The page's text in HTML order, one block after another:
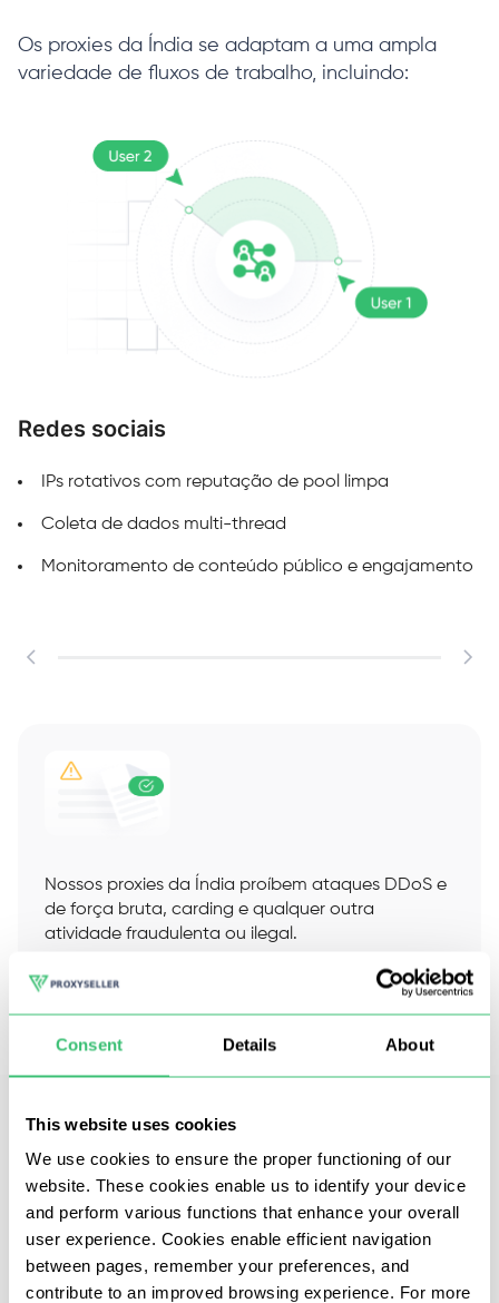
Consent Details About
This website uses cookies
We use cookies to ensure the proper functioning of our
website. These cookies enable us to identify your device
and perform various functions that enhance your overall
user experience. Cookies enable efficient navigation
between pages, remember your preferences, and
contribute to an improved browsing experience. For more
Os proxies da Índia se adaptam a uma ampla
variedade de fluxos de trabalho, incluindo:
Redes sociais
IPs rotativos com reputação de pool limpa
Coleta de dados multi-thread
Monitoramento de conteúdo público e engajamento
Nossos proxies da Índia proíbem ataques DDoS e
de força bruta, carding e qualquer outra
atividade fraudulenta ou ilegal.
Mantemos nosso pool limpo e as conexões
interrupções.
Perguntas frequentes
Posso obter proxies de diferentes
redes/sub-redes?